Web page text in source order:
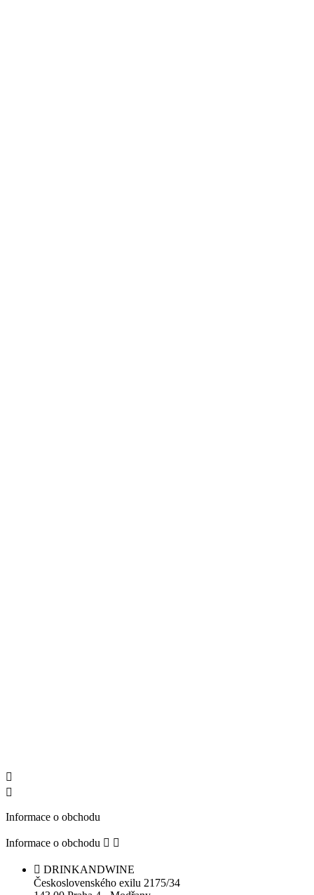


Informace o obchodu
Informace o obchodu  
 DRINKANDWINE
Československého exilu 2175/34